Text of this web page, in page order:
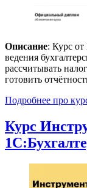
Описание: Курс от
ведения
рассчитывать
готовить
Подробнее про
Курс